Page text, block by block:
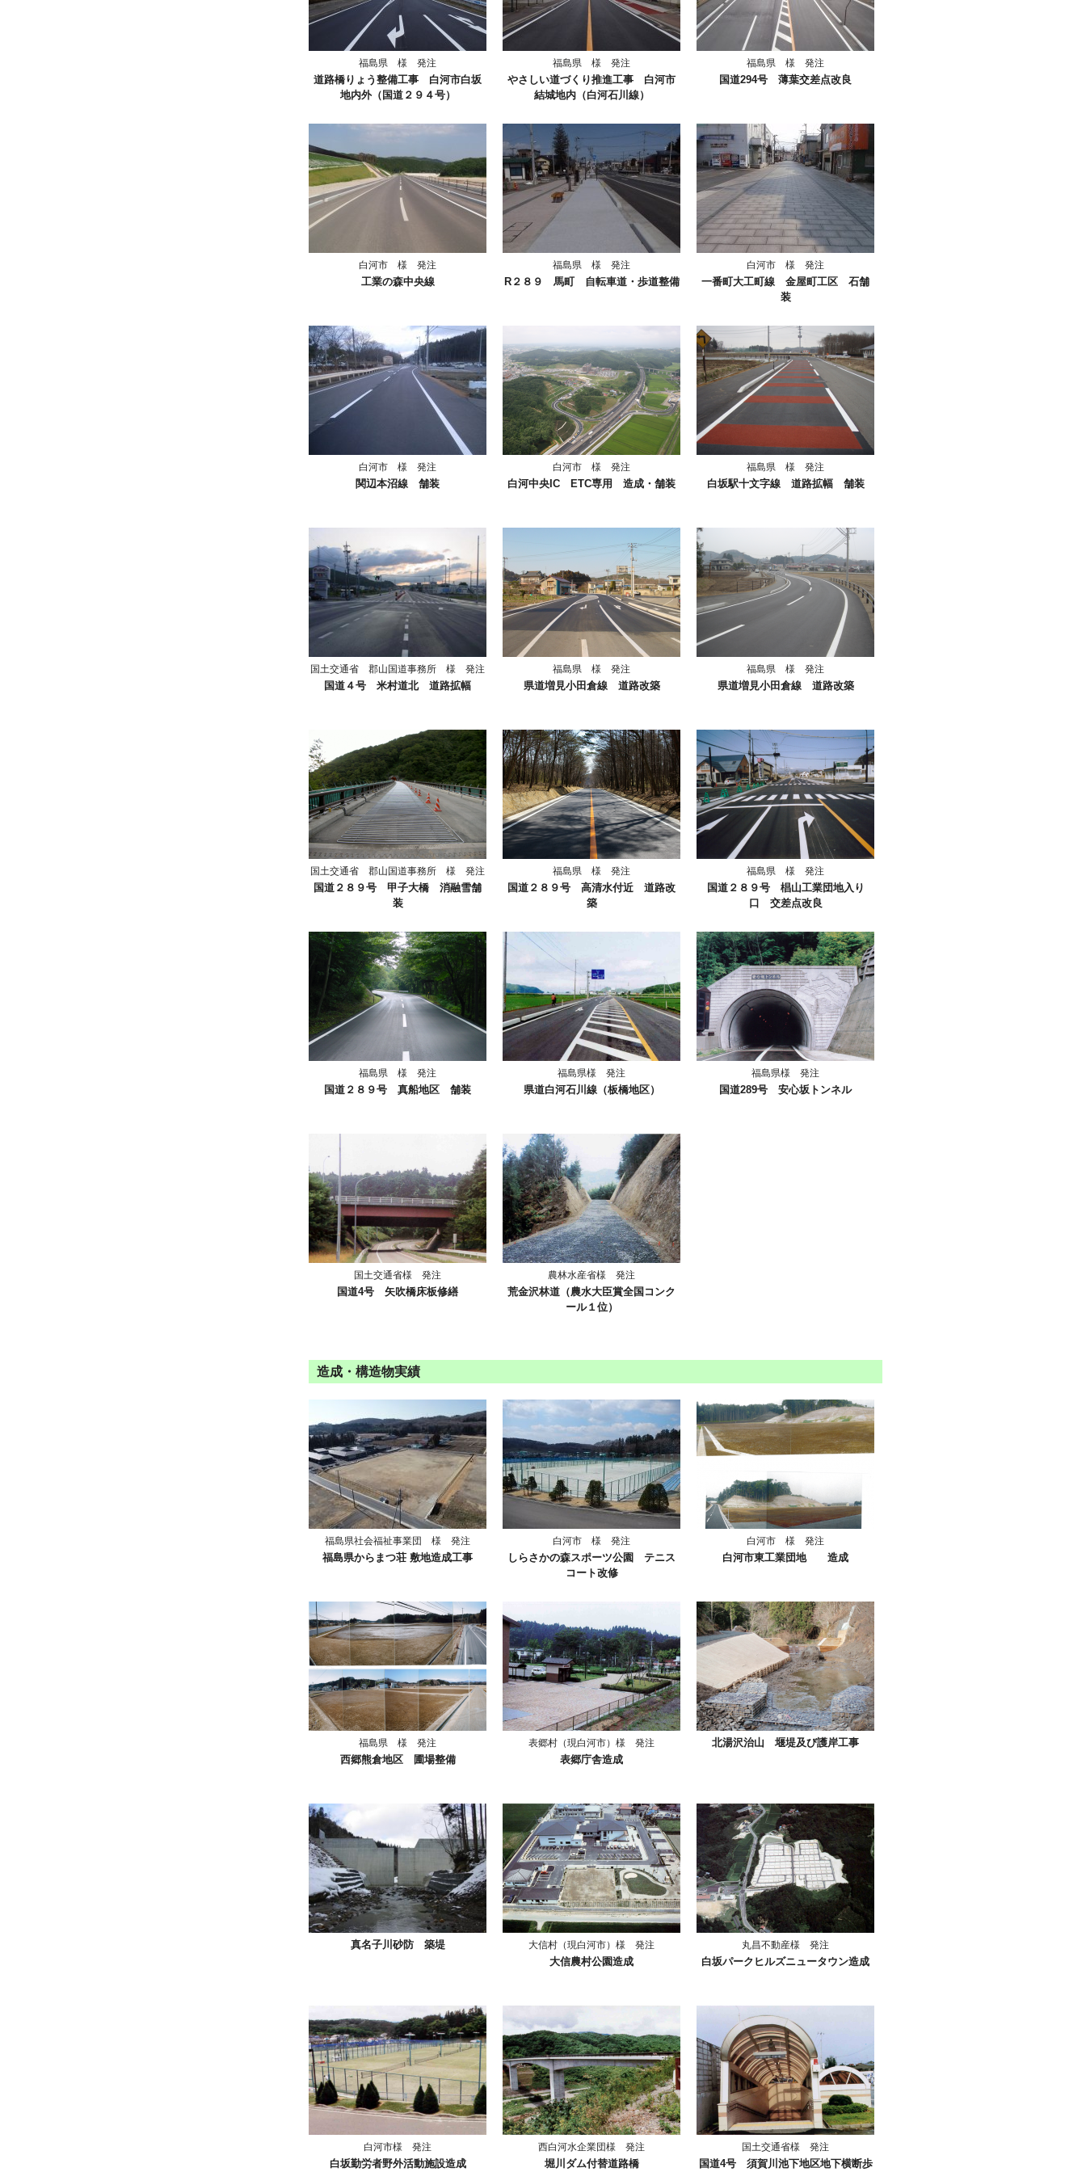
福島県 様 発注
道路橋りょう整備工事 白河市白坂
地内外（国道２９４号）
福島県 様 発注
やさしい道づくり推進工事 白河市
結城地内（白河石川線）
福島県 様 発注
国道294号 薄葉交差点改良
白河市 様 発注
工業の森中央線
福島県 様 発注
R２８９ 馬町 自転車道・歩道整備
白河市 様 発注
一番町大工町線 金屋町工区 石舗
装
白河市 様 発注
関辺本沼線 舗装
白河市 様 発注
白河中央IC ETC専用 造成・舗装
福島県 様 発注
白坂駅十文字線 道路拡幅 舗装
国土交通省 郡山国道事務所 様 発注
国道４号 米村道北 道路拡幅
福島県 様 発注
県道増見小田倉線 道路改築
福島県 様 発注
県道増見小田倉線 道路改築
国土交通省 郡山国道事務所 様 発注
国道２８９号 甲子大橋 消融雪舗
装
福島県 様 発注
国道２８９号 高清水付近 道路改
築
福島県 様 発注
国道２８９号 椙山工業団地入り
口 交差点改良
福島県 様 発注
国道２８９号 真船地区 舗装
福島県様 発注
県道白河石川線（板橋地区）
福島県様 発注
国道289号 安心坂トンネル
国土交通省様 発注
国道4号 矢吹橋床板修繕
農林水産省様 発注
荒金沢林道（農水大臣賞全国コンク
ール１位）
造成・構造物実績
福島県社会福祉事業団 様 発注
福島県からまつ荘 敷地造成工事
白河市 様 発注
しらさかの森スポーツ公園 テニス
コート改修
白河市 様 発注
白河市東工業団地 造成
福島県 様 発注
西郷熊倉地区 圃場整備
表郷村（現白河市）様 発注
表郷庁舎造成
北湯沢治山 堰堤及び護岸工事
真名子川砂防 築堤 大信村（現白河市）様 発注
大信農村公園造成
丸昌不動産様 発注
白坂パークヒルズニュータウン造成
白河市様 発注
白坂勤労者野外活動施設造成
西白河水企業団様 発注
堀川ダム付替道路橋
国土交通省様 発注
国道4号 須賀川池下地区地下横断歩